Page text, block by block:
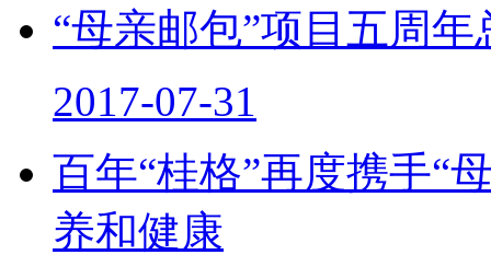
“母亲邮包”项目五周
2017-07-31
百年“桂格”再度携手“
养和健康